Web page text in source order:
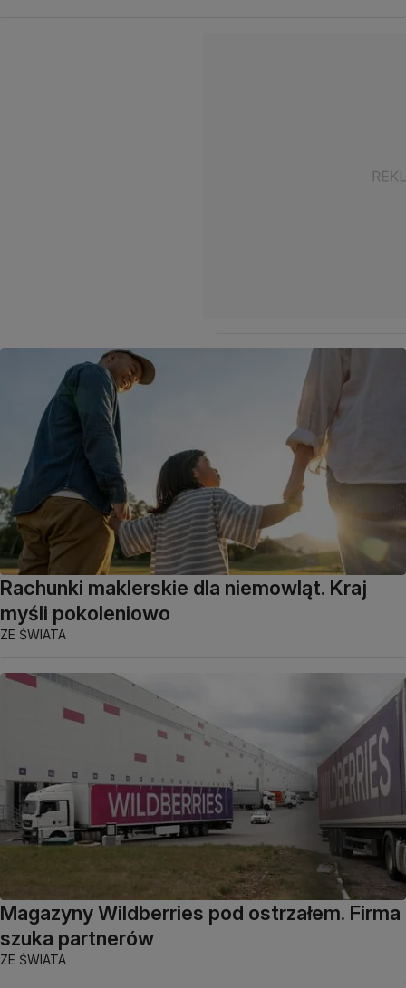
Rachunki maklerskie dla niemowląt. Kraj
myśli pokoleniowo
ZE ŚWIATA
Magazyny Wildberries pod ostrzałem. Firma
szuka partnerów
ZE ŚWIATA